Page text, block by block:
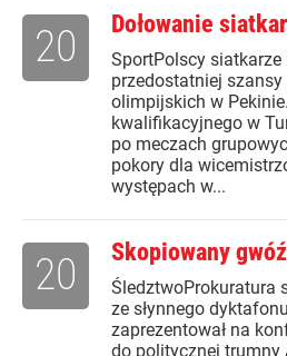
Dołowanie
SportPolscy
przedostatniej
olimpijskich w
kwalifikacyjnego w
po meczach
pokory dla
występach w...
20
Skopiowany
ŚledztwoProkuratura
ze słynnego
zaprezentował na
do politycznej trumny
20